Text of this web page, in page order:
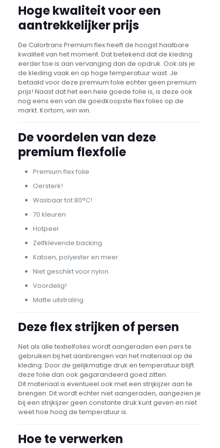
Hoge kwaliteit voor een
aantrekkelijker prijs
De Calortrans Premium flex heeft de hoogst haalbare
kwaliteit van het moment. Dat betekend dat de kleding
eerder toe is aan vervanging dan de opdruk. Ook als je
de kleding vaak en op hoge temperatuur wast. Je
betaald voor deze premium folie echter geen premium
prijs! Naast dat het een hele goede folie is, is deze ook
nog eens een van de goedkoopste flex folies op de
markt. Kortom, win win.
De voordelen van deze
premium flexfolie
Premium flex folie
Oersterk!
Wasbaar tot 80°C!
70 kleuren
Hotpeel
Zelfklevende backing
Katoen, polyester en meer.
Niet geschikt voor nylon
Voordelig!
Matte uitstraling
Deze flex strijken of persen
Net als alle textielfolies wordt aangeraden een pers te
gebruiken bij het aanbrengen van het materiaal op de
kleding. Door de gelijkmatige druk en temperatuur blijft
deze folie dan ook gegarandeerd goed zitten.
Dit materiaal is eventueel ook met een strijkijzer aan te
brengen. Dit wordt echter niet aangeraden, aangezien je
bij een strijkijzer geen constante druk kunt geven en niet
weet hoe hoog de temperatuur is.
Hoe te verwerken